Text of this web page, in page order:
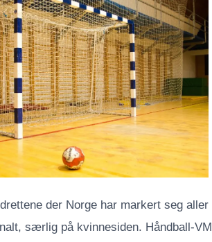
der Norge har markert seg aller
særlig på kvinnesiden. Håndball-VM